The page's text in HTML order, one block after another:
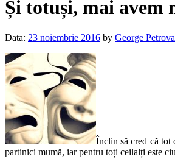
Și totuși, mai avem
Data: 23 noiembrie 2016 by George
Înclin să cred că tot
partinici mumă, iar pentru toți ceilalți este